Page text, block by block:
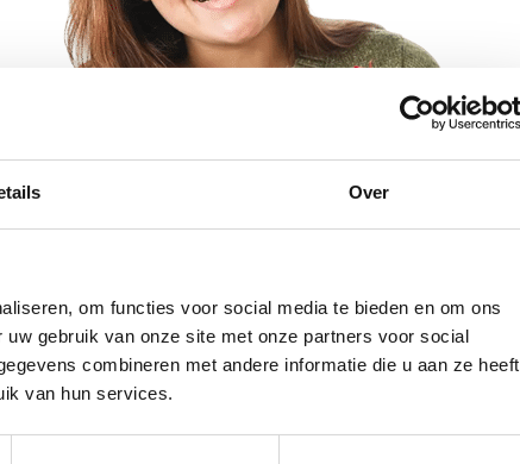
Over
om functies voor social media te bieden en om ons
gebruik van onze site met onze partners voor social
combineren met andere informatie die u aan ze heeft
van hun services.